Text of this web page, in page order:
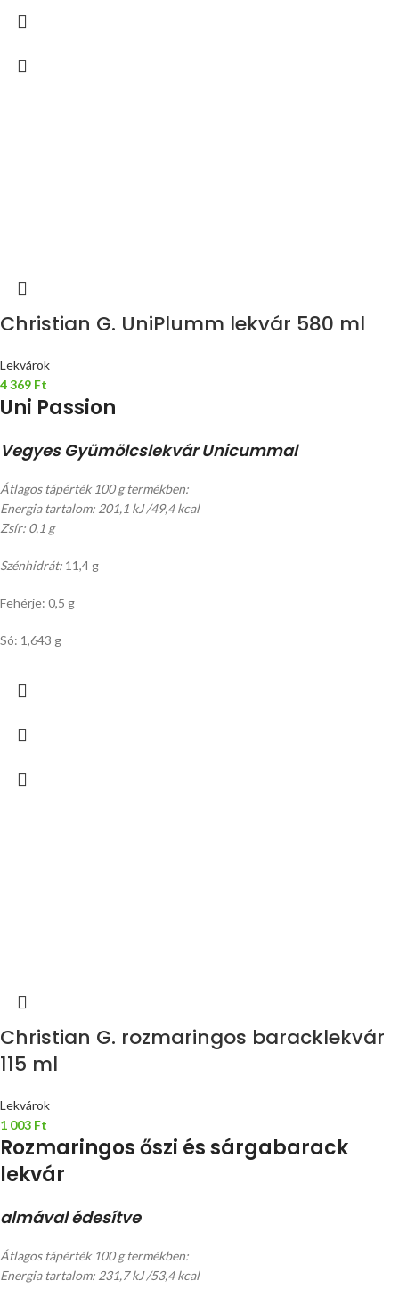
Christian G. UniPlumm lekvár 580 ml
Lekvárok
4 369 Ft
Uni Passion
Vegyes Gyümölcslekvár Unicummal
Átlagos tápérték 100 g termékben:
Energia tartalom: 201,1 kJ /49,4 kcal
Zsír: 0,1 g
Szénhidrát: 11,4 g
Fehérje: 0,5 g
Só: 1,643 g
Christian G. rozmaringos baracklekvár
115 ml
Lekvárok
1 003 Ft
Rozmaringos őszi és sárgabarack
lekvár
almával édesítve
Átlagos tápérték 100 g termékben:
Energia tartalom: 231,7 kJ /53,4 kcal